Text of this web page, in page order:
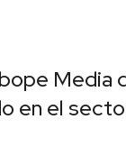
Media
en el